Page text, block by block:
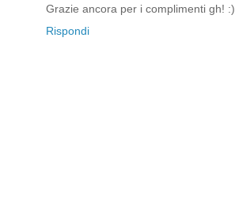
Grazie ancora per i complimenti gh! :)
Rispondi